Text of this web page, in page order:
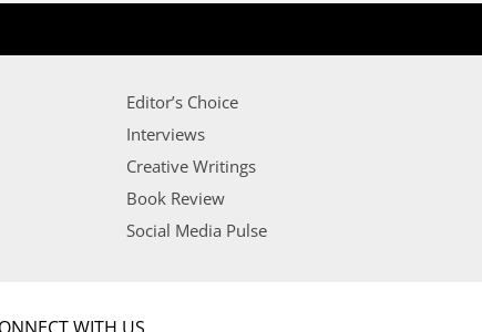
Editor’s Choice
Interviews
Creative Writings
Book Review
Social Media Pulse